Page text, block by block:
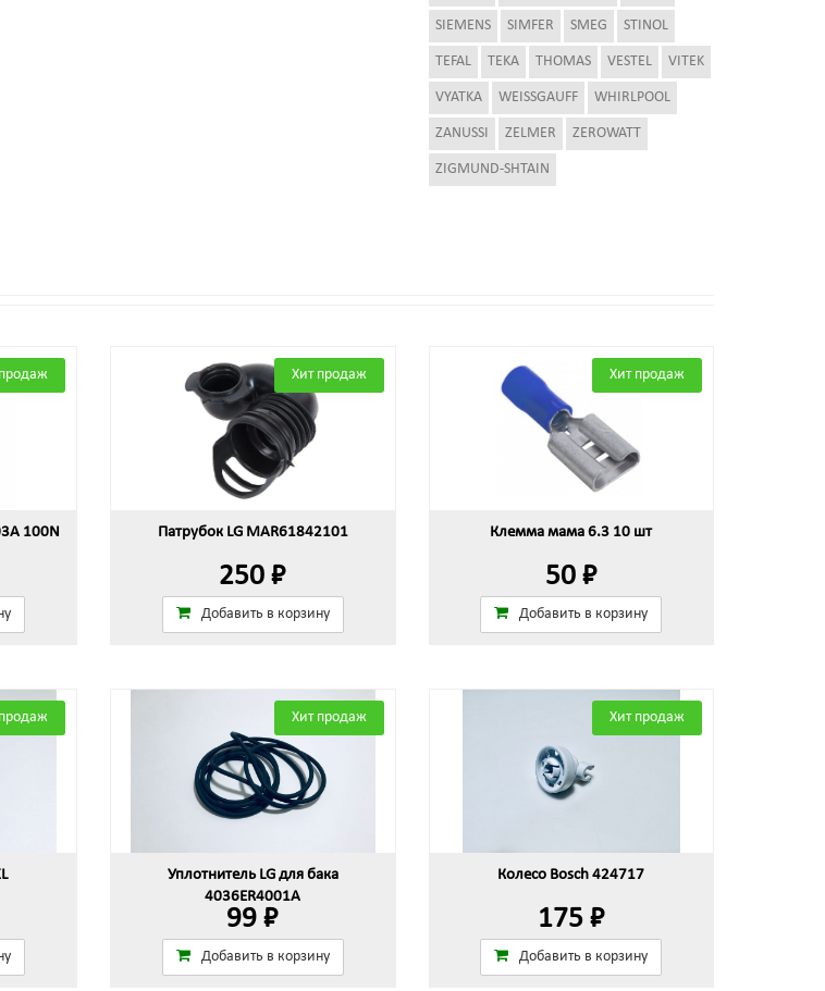
SIEMENS SIMFER SMEG STINOL
TEFAL TEKA THOMAS VESTEL VITEK
VYATKA WEISSGAUFF WHIRLPOOL
ZANUSSI ZELMER ZEROWATT
ZIGMUND-SHTAIN
100N
Хит продаж
Патрубок LG MAR61842101
250 ₽
Добавить в корзину
Хит продаж
Клемма мама 6.3 10 шт
50 ₽
Добавить в корзину
Хит продаж
Уплотнитель LG для бака
4036ER4001A
99 ₽
Добавить в корзину
Хит продаж
Колесо Bosch 424717
175 ₽
Добавить в корзину